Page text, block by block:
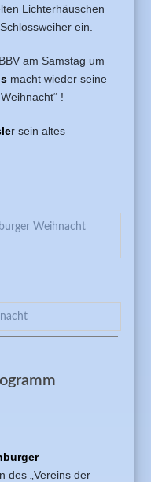
Lichterhäuschen
ein.
am Samstag um
macht wieder seine
!
r sein altes
des „Vereins der